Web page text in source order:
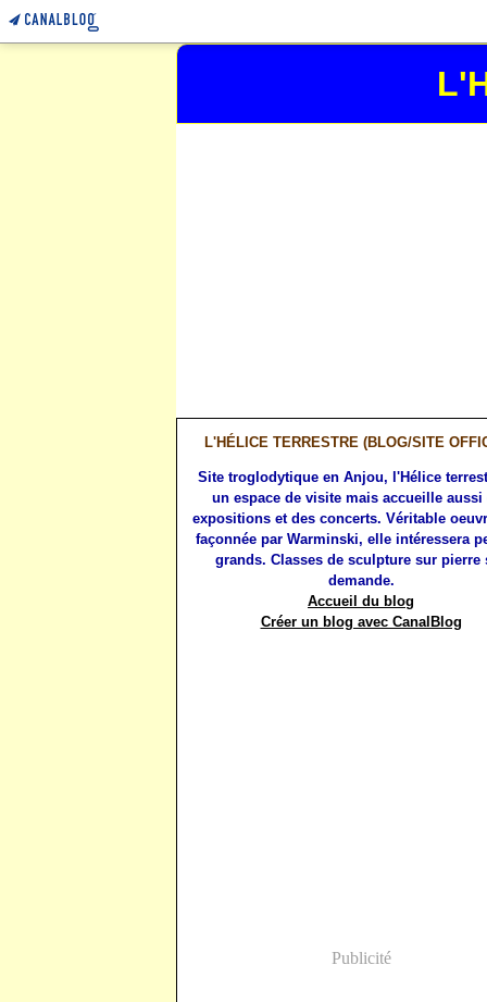
L'HÉLICE TERRESTRE (BLOG/SITE
Site troglodytique en Anjou, l'Hélice
un espace de visite mais accueille aussi
expositions et des concerts. Véritable
façonnée par Warminski, elle intéressera
grands. Classes de sculpture sur pierre
demande.
Accueil du blog
Créer un blog avec CanalBlog
Publicité